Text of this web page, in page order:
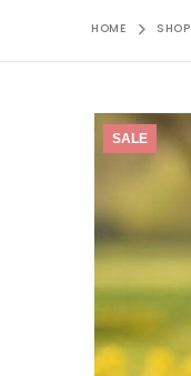
HOME SHOP
SALE